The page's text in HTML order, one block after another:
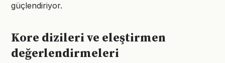
güçlendiriyor.
Kore dizileri ve eleştirmen
değerlendirmeleri